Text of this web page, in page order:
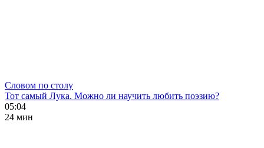
Словом по столу
Тот самый Лука. Можно ли научить любить поэзию?
05:04
24 мин